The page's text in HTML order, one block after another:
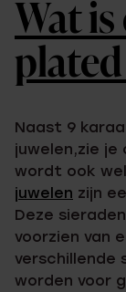
Wat
Naast 9
juwelen,zie je
wordt ook
juwelen zijn
Deze
voorzien van
verschillende
worden voor